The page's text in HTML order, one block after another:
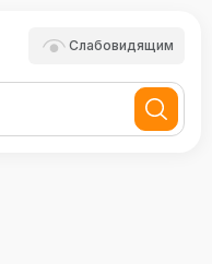
Слабовидящим